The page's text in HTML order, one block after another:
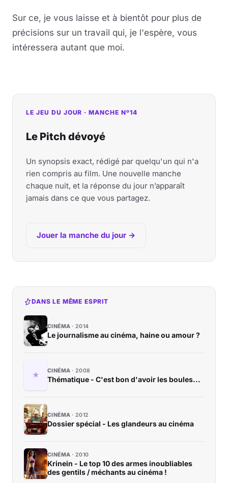
Sur ce, je vous laisse et à bientôt pour plus de
précisions sur un travail qui, je l'espère, vous
intéressera autant que moi.
LE JEU DU JOUR · MANCHE Nº14
Le Pitch dévoyé
Un synopsis exact, rédigé par quelqu'un qui n'a
rien compris au film. Une nouvelle manche
chaque nuit, et la réponse du jour n’apparaît
jamais dans ce que vous partagez.
Jouer la manche du jour →
DANS LE MÊME ESPRIT
CINÉMA 2014
Le journalisme au cinéma, haine ou amour ?
CINÉMA 2008
Thématique - C'est bon d'avoir les boules...
CINÉMA 2012
Dossier spécial - Les glandeurs au cinéma
CINÉMA 2010
Krinein - Le top 10 des armes inoubliables
des gentils / méchants au cinéma !